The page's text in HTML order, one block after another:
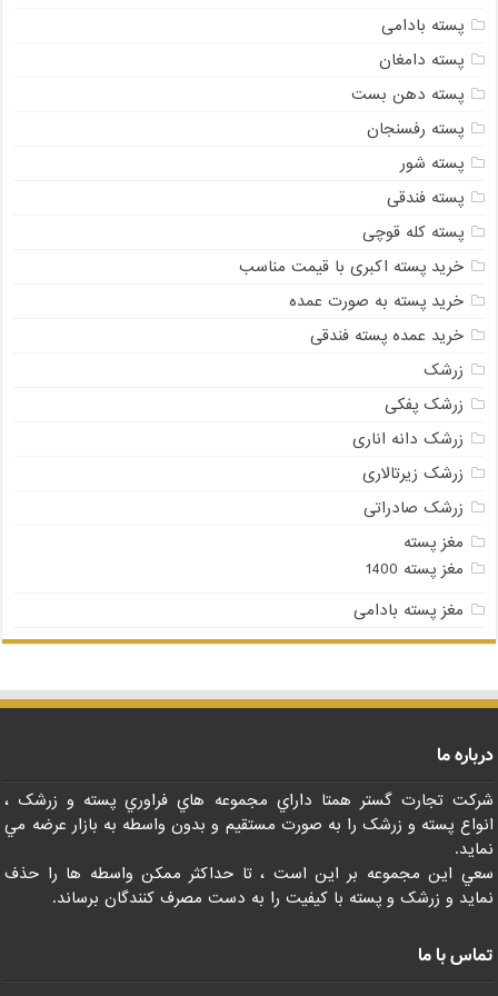
پسته بادامی
پسته دامغان
پسته دهن بست
پسته رفسنجان
پسته شور
پسته فندقی
پسته کله قوچی
خرید پسته اکبری با قیمت مناسب
خرید پسته به صورت عمده
خرید عمده پسته فندقی
زرشک
زرشک پفکی
زرشک دانه اناری
زرشک زیرتالاری
زرشک صادراتی
مغز پسته
مغز پسته 1400
مغز پسته بادامی
درباره ما
شرکت تجارت گستر همتا داراي مجموعه هاي فراوري پسته و زرشک ،
انواع پسته و زرشک را به صورت مستقيم و بدون واسطه به بازار عرضه مي
نمايد.
سعي اين مجموعه بر اين است ، تا حداکثر ممکن واسطه ها را حذف
نمايد و زرشک و پسته با کيفيت را به دست مصرف کنندگان برساند.
تماس با ما